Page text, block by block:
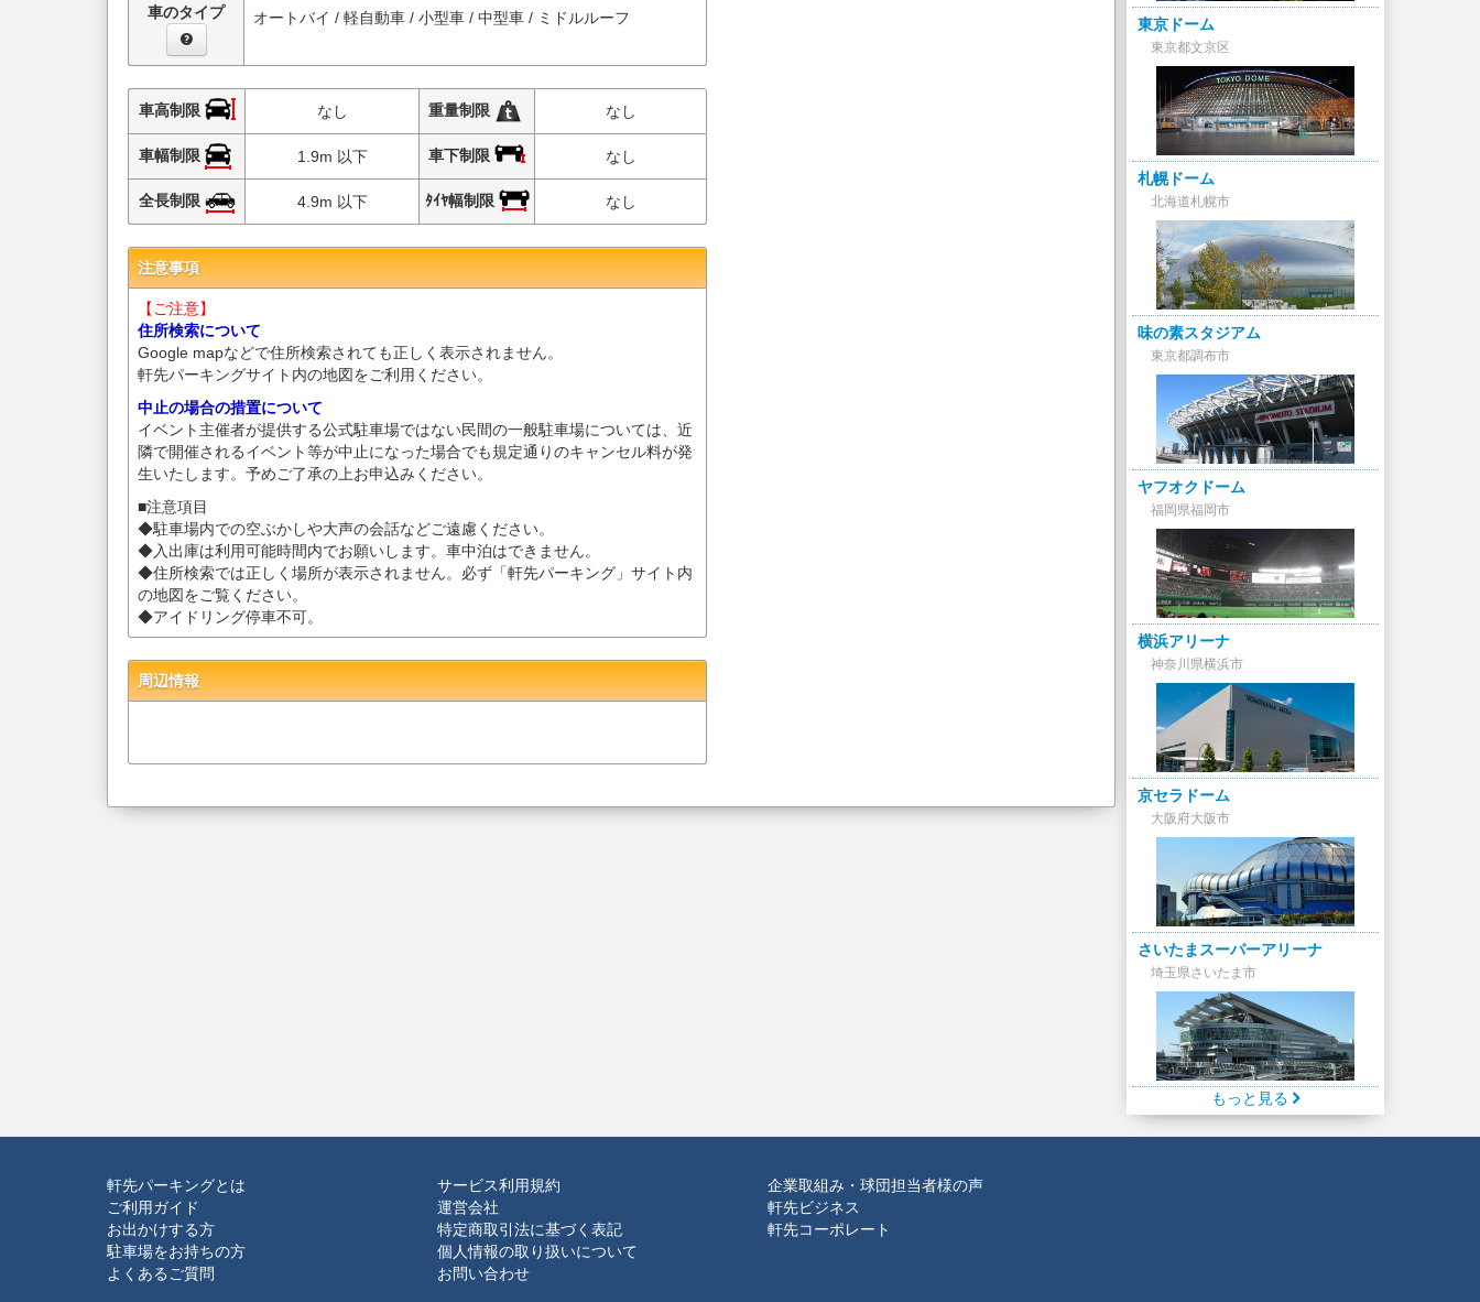
車のタイプ
オートバイ / 軽自動車 / 小型車 / 中型車 / ミドルルーフ
車高制限 なし 重量制限 なし
車幅制限 1.9m 以下 車下制限 なし
全長制限 4.9m 以下 ﾀｲﾔ幅制限 なし
注意事項
【ご注意】
住所検索について
Google mapなどで住所検索されても正しく表示されません。
軒先パーキングサイト内の地図をご利用ください。
中止の場合の措置について
イベント主催者が提供する公式駐車場ではない民間の一般駐車場については、近
隣で開催されるイベント等が中止になった場合でも規定通りのキャンセル料が発
生いたします。予めご了承の上お申込みください。
■注意項目
◆駐車場内での空ぶかしや大声の会話などご遠慮ください。
◆入出庫は利用可能時間内でお願いします。車中泊はできません。
◆住所検索では正しく場所が表示されません。必ず「軒先パーキング」サイト内
の地図をご覧ください。
◆アイドリング停車不可。
周辺情報
東京ドーム
東京都文京区
札幌ドーム
北海道札幌市
味の素スタジアム
東京都調布市
ヤフオクドーム
福岡県福岡市
横浜アリーナ
神奈川県横浜市
京セラドーム
大阪府大阪市
さいたまスーパーアリーナ
埼玉県さいたま市
もっと見る
軒先パーキングとは
ご利用ガイド
お出かけする方
駐車場をお持ちの方
よくあるご質問
サービス利用規約
運営会社
特定商取引法に基づく表記
個人情報の取り扱いについて
お問い合わせ
企業取組み・球団担当者様の声
軒先ビジネス
軒先コーポレート